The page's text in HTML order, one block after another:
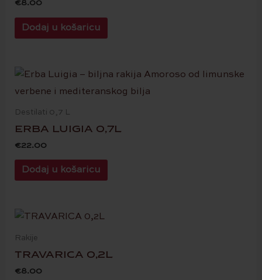
€8.00
Dodaj u košaricu
Destilati 0,7 L
ERBA LUIGIA 0,7L
€22.00
Dodaj u košaricu
Rakije
TRAVARICA 0,2L
€8.00